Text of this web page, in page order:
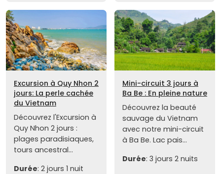
Excursion à Quy Nhon 2
jours: La perle cachée
du Vietnam
Découvrez l'Excursion à
Quy Nhon 2 jours :
plages paradisiaques,
tours ancestral...
Durée: 2 jours 1 nuit
Mini-circuit 3 jours à
Ba Be : En pleine nature
Découvrez la beauté
sauvage du Vietnam
avec notre mini-circuit
à Ba Be. Lac pais...
Durée: 3 jours 2 nuits